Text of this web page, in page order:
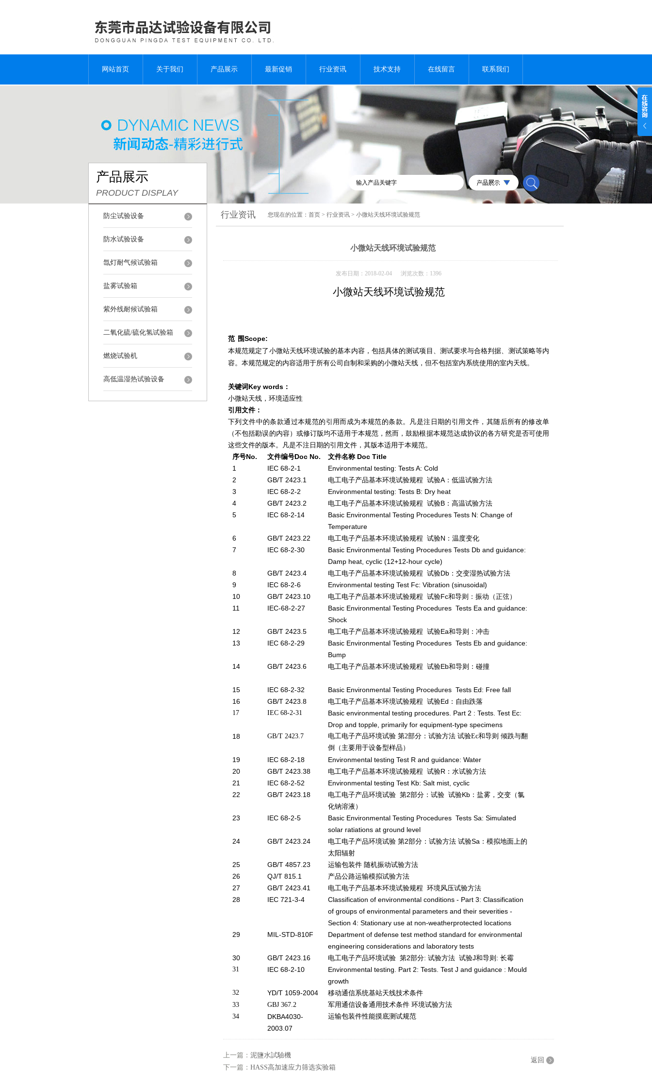
网站首页 关于我们 产品展示 最新促销 行业资讯 技术支持 在线留言 联系我们
产品展示
PRODUCT DISPLAY
防尘试验设备
防水试验设备
氙灯耐气候试验箱
盐雾试验箱
紫外线耐候试验箱
二氧化硫/硫化氢试验箱
燃烧试验机
高低温湿热试验设备
行业资讯 您现在的位置： 首页 > 行业资讯 > 小微站天线环境试验规范
小微站天线环境试验规范
发布日期：2018-02-04 浏览次数：1396
小微站天线环境试验规范
范 围Scope:
本规范规定了小微站天线环境试验的基本内容，包括具体的测试项目、测试要求与合格判据、测试策略等内
容。本规范规定的内容适用于所有公司自制和采购的小微站天线，但不包括室内系统使用的室内天线。
关键词Key words ：
小微站天线，环境适应性
引用文件：
下列文件中的条款通过本规范的引用而成为本规范的条款。凡是注日期的引用文件，其随后所有的修改单
（不包括勘误的内容）或修订版均不适用于本规范，然而，鼓励根据本规范达成协议的各方研究是否可使用
这些文件的版本。凡是不注日期的引用文件，其版本适用于本规范。
序号No. 文件编号Doc No. 文件名称Doc Title
1
IEC 68-2-1
Environmental testing: Tests A: Cold
2
GB/T 2423.1
电工电子产品基本环境试验规程 试验A：低温试验方法
3
IEC 68-2-2
Environmental testing: Tests B: Dry heat
4
GB/T 2423.2
电工电子产品基本环境试验规程 试验B：高温试验方法
5
IEC 68-2-14
Basic Environmental Testing Procedures Tests N: Change of
Temperature
6
GB/T 2423.22
电工电子产品基本环境试验规程 试验N：温度变化
7
IEC 68-2-30
Basic Environmental Testing Procedures Tests Db and guidance:
Damp heat, cyclic (12+12-hour cycle)
8
GB/T 2423.4
电工电子产品基本环境试验规程 试验Db：交变湿热试验方法
9
IEC 68-2-6
Environmental testing Test Fc: Vibration (sinusoidal)
10
GB/T 2423.10
电工电子产品基本环境试验规程 试验Fc和导则：振动（正弦）
11
IEC-68-2-27
Basic Environmental Testing Procedures Tests Ea and guidance:
Shock
12
GB/T 2423.5
电工电子产品基本环境试验规程 试验Ea和导则：冲击
13
IEC 68-2-29
Basic Environmental Testing Procedures Tests Eb and guidance:
Bump
14
GB/T 2423.6 电工电子产品基本环境试验规程 试验Eb和导则：碰撞
15 IEC 68-2-32
Basic Environmental Testing Procedures Tests Ed: Free fall
16
GB/T 2423.8 电工电子产品基本环境试验规程 试验Ed：自由跌落
17 IEC 68-2-31
Basic environmental testing procedures. Part 2 : Tests. Test Ec:
Drop and topple, primarily for equipment-type specimens
18
GB/T 2423.7
电工电子产品环境试验 第2部分：试验方法 试验Ec和导则 倾跌与翻
倒（主要用于设备型样品）
19 IEC 68-2-18
Environmental testing Test R and guidance: Water
20
GB/T 2423.38
电工电子产品基本环境试验规程 试验R：水试验方法
21
IEC 68-2-52
Environmental testing Test Kb: Salt mist, cyclic
22
GB/T 2423.18
电工电子产品环境试验 第2部分：试验 试验Kb：盐雾，交变（氯
化钠溶液）
23
IEC 68-2-5
Basic Environmental Testing Procedures Tests Sa: Simulated
solar ratiations at ground level
24
GB/T 2423.24
电工电子产品环境试验 第2部分：试验方法 试验Sa：模拟地面上的
太阳辐射
25
GB/T 4857.23
运输包装件 随机振动试验方法
26
QJ/T 815.1
产品公路运输模拟试验方法
27
GB/T 2423.41
电工电子产品基本环境试验规程 环境风压试验方法
28
IEC 721-3-4
Classification of environmental conditions - Part 3: Classification
of groups of environmental parameters and their severities -
Section 4: Stationary use at non-weatherprotected locations
29
MIL-STD-810F
Department of defense test method standard for environmental
engineering considerations and laboratory tests
30
GB/T 2423.16 电工电子产品环境试验 第2部分: 试验方法 试验J和导则: 长霉
31 IEC 68-2-10
Environmental testing. Part 2: Tests. Test J and guidance : Mould
growth
32 YD/T 1059-2004 移动通信系统基站天线技术条件
33 GBJ 367.2
军用通信设备通用技术条件 环境试验方法
34
DKBA4030-
2003.07
运输包装件性能摸底测试规范
上一篇： 泥鹽水試驗機
下一篇： HASS高加速应力筛选实验箱
返回